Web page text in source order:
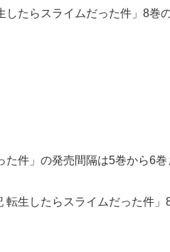
たらスライムだった件」8
件」の発売間隔は5巻から6
生したらスライムだった件